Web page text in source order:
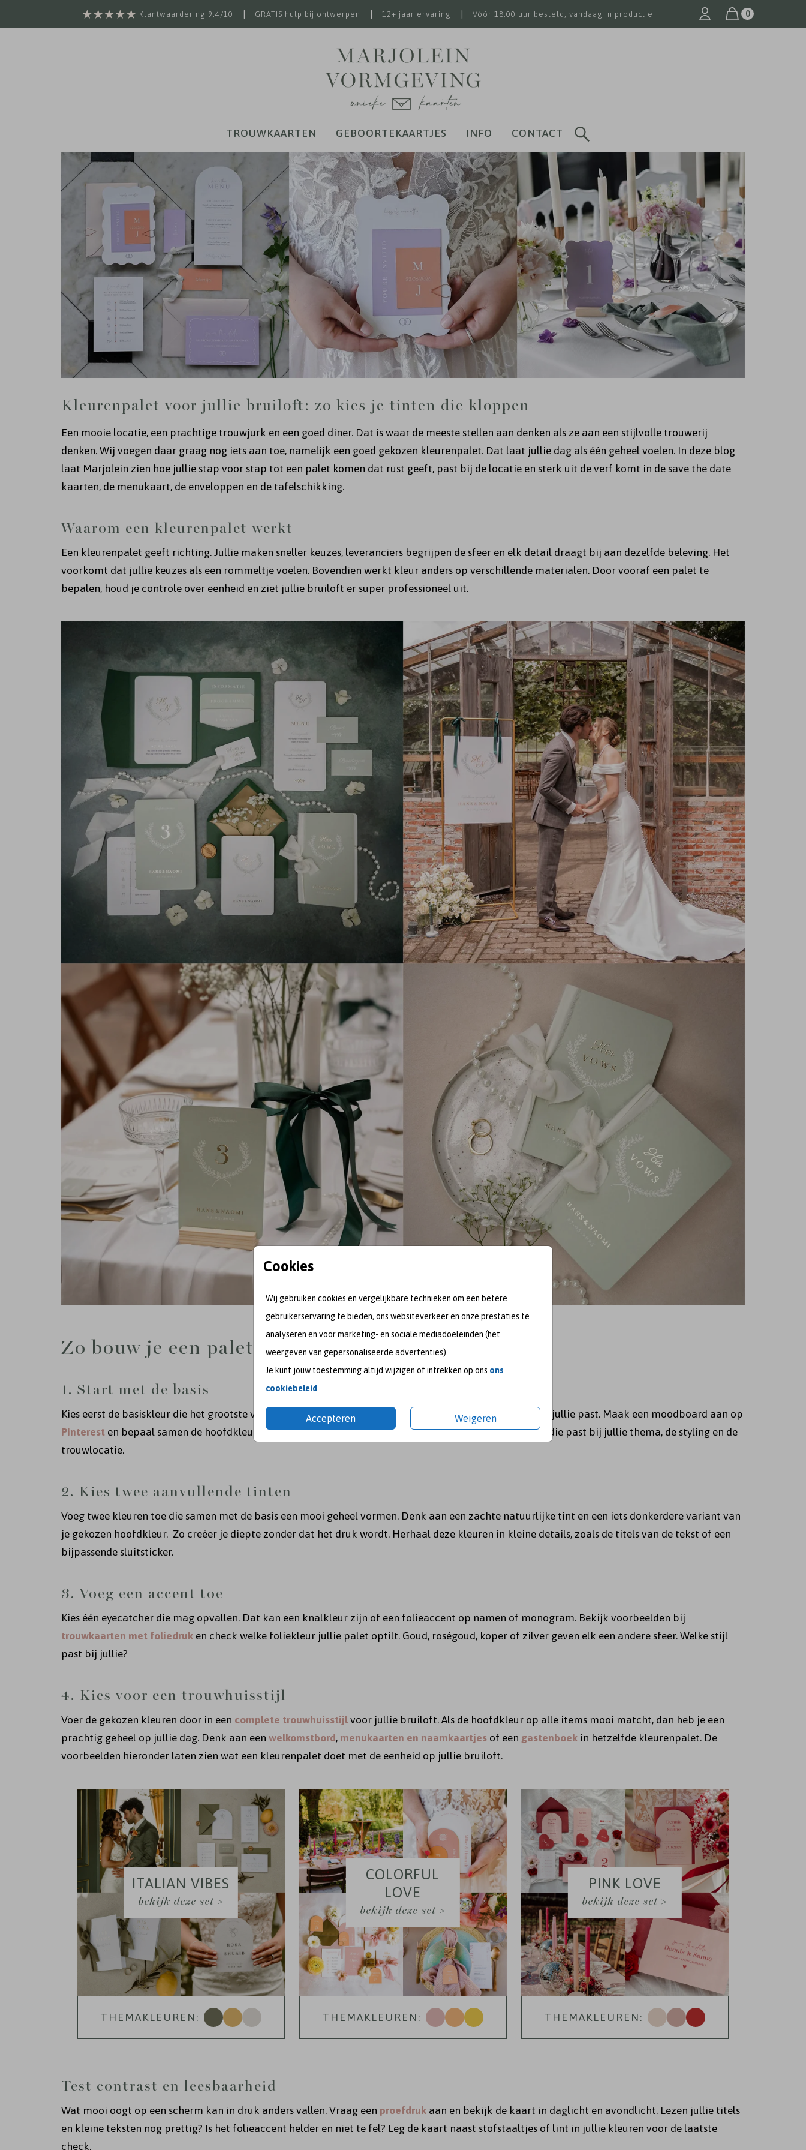
Klantwaardering 9.4/10 GRATIS hulp bij ontwerpen 12+ jaar ervaring Vóór 18.00 uur besteld, vandaag in productie 0
TROUWKAARTEN GEBOORTEKAARTJES INFO CONTACT
Cookies
Wij gebruiken cookies en vergelijkbare technieken om een betere
gebruikerservaring te bieden, ons websiteverkeer en onze prestaties te
analyseren en voor marketing- en sociale mediadoeleinden (het
weergeven van gepersonaliseerde advertenties).
Je kunt jouw toestemming altijd wijzigen of intrekken op ons ons
cookiebeleid
Accepteren Weigeren
Kleurenpalet voor jullie bruiloft: zo kies je tinten die kloppen
Een mooie locatie, een prachtige trouwjurk en een goed diner. Dat is waar de meeste stellen aan denken als ze aan een stijlvolle trouwerij
denken. Wij voegen daar graag nog iets aan toe, namelijk een goed gekozen kleurenpalet. Dat laat jullie dag als één geheel voelen. In deze blog
laat Marjolein zien hoe jullie stap voor stap tot een palet komen dat rust geeft, past bij de locatie en sterk uit de verf komt in de save the date
kaarten, de menukaart, de enveloppen en de tafelschikking.
Waarom een kleurenpalet werkt
Een kleurenpalet geeft richting. Jullie maken sneller keuzes, leveranciers begrijpen de sfeer en elk detail draagt bij aan dezelfde beleving. Het
voorkomt dat jullie keuzes als een rommeltje voelen. Bovendien werkt kleur anders op verschillende materialen. Door vooraf een palet te
bepalen, houd je controle over eenheid en ziet jullie bruiloft er super professioneel uit.
Zo bouw je een palet in vier stappen
1. Start met de basis
Kies eerst de basiskleur die het grootste vlak bepaalt. Denk aan ivoor, zacht wit of een kleur die echt bij jullie past. Maak een moodboard aan op
Pinterest en bepaal samen de hoofdkleur voor jullie bruiloft. Een kleur waar jullie je goed bij voelen en die past bij jullie thema, de styling en de
trouwlocatie.
2. Kies twee aanvullende tinten
Voeg twee kleuren toe die samen met de basis een mooi geheel vormen. Denk aan een zachte natuurlijke tint en een iets donkerdere variant van
je gekozen hoofdkleur. Zo creëer je diepte zonder dat het druk wordt. Herhaal deze kleuren in kleine details, zoals de titels van de tekst of een
bijpassende sluitsticker.
3. Voeg een accent toe
Kies één eyecatcher die mag opvallen. Dat kan een knalkleur zijn of een folieaccent op namen of monogram. Bekijk voorbeelden bij
trouwkaarten met foliedruk en check welke foliekleur jullie palet optilt. Goud, roségoud, koper of zilver geven elk een andere sfeer. Welke stijl
past bij jullie?
4. Kies voor een trouwhuisstijl
Voer de gekozen kleuren door in een complete trouwhuisstijlvoor jullie bruiloft. Als de hoofdkleur op alle items mooi matcht, dan heb je een
prachtig geheel op jullie dag. Denk aan een welkomstbord, menukaarten en naamkaartjes of een gastenboek in hetzelfde kleurenpalet. De
voorbeelden hieronder laten zien wat een kleurenpalet doet met de eenheid op jullie bruiloft.
ITALIAN VIBES
bekijk deze set >
THEMAKLEUREN:
COLORFUL
LOVE
bekijk deze set >
THEMAKLEUREN:
PINK LOVE
bekijk deze set >
THEMAKLEUREN:
Test contrast en leesbaarheid
Wat mooi oogt op een scherm kan in druk anders vallen. Vraag een proefdruk aan en bekijk de kaart in daglicht en avondlicht. Lezen jullie titels
en kleine teksten nog prettig? Is het folieaccent helder en niet te fel? Leg de kaart naast stofstaaltjes of lint in jullie kleuren voor de laatste
check.